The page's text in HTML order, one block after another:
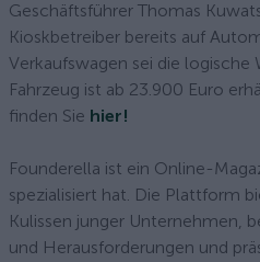
Geschäftsführer Thomas
Kioskbetreiber bereits auf
Verkaufswagen sei die logische
Fahrzeug ist ab 23.900 Euro
finden Sie hier!
Founderella ist ein Online-
spezialisiert hat. Die Plattform
Kulissen junger Unternehmen,
und Herausforderungen und